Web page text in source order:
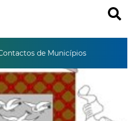
de Municípios